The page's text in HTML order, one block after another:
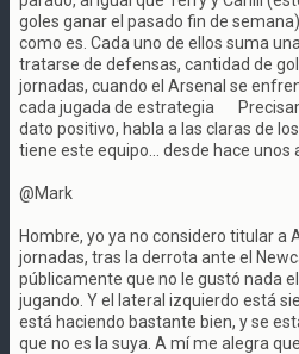
goles ganar el pasado fin de
como es. Cada uno de ellos suma
tratarse de defensas, cantidad de
jornadas, cuando el Arsenal se
cada jugada de estrategia
dato positivo, habla a las claras de
tiene este equipo... desde hace unos
@Mark
Hombre, yo ya no considero titular a
jornadas, tras la derrota ante el
públicamente que no le gustó nada
jugando. Y el lateral izquierdo está
está haciendo bastante bien, y se
que no es la suya. A mí me alegra